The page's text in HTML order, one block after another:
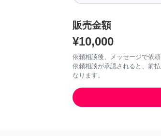
販売金額
¥10,000
依頼相談後、メッセージで依
依頼相談が承認されると、前
なります。